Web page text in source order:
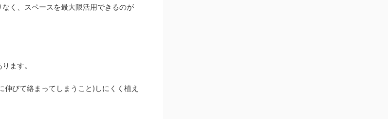
く、スペースを最大限活用できるのが
ます。
びて絡まってしまうこと)しにくく植え